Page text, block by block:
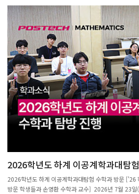
학술단체로, 매년 국내외 수학자들이 참여하는 연구발
립 80주년을 기념하여 국제학술대회로 규모를 확대해
포스터 발표 부문 최고 수상이다.수상 포스터
nonconvex Wasserstein gradient flows"는 확률 분
간에서, 비볼록 에너지 환경하에서도 해가 시간이 지
을 수학적으로 엄밀하게 증명한 연구다.
Wasserstein 공간으로 확장하는 새로운 접근법을 제
포 이동을 기술하는 Keller-Segel 모델, 플라즈마 물리
이론적 토대를 마련하였다는 점에서 높이 평가받았다.
2026학년도 하계 이공계학과대탐
2026학년도 하계 이공계학과대탐험 수학과 방문 ['26
방문 학생들과 손영환 수학과 교수] 2026년 7월 23